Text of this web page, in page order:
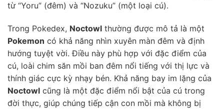
từ “Yoru” (đêm) và “Nozuku” (một loại cú).
Trong Pokedex, Noctowl thường được mô tả là một
Pokemon có khả năng nhìn xuyên màn đêm và định
hướng tuyệt vời. Điều này phù hợp với đặc điểm của
cú, loài chim săn mồi ban đêm nổi tiếng với thị lực và
thính giác cực kỳ nhạy bén. Khả năng bay im lặng của
Noctowl cũng là một đặc điểm nổi bật của cú trong
đời thực, giúp chúng tiếp cận con mồi mà không bị